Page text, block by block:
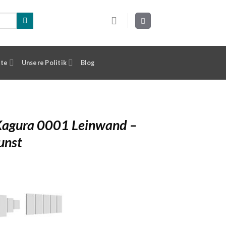
Unsere Politik Blog
0001 Leinwand –